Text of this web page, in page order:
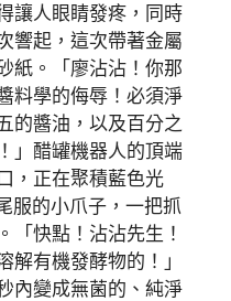
讓人眼睛發疼，同時
響起，這次帶著金屬
紙。「廖沾沾！你那
料學的侮辱！必須淨
的醬油，以及百分之
」醋罐機器人的頂端
，正在聚積藍色光
服的小爪子，一把抓
「快點！沾沾先生！
解有機發酵物的！」
內變成無菌的、純淨